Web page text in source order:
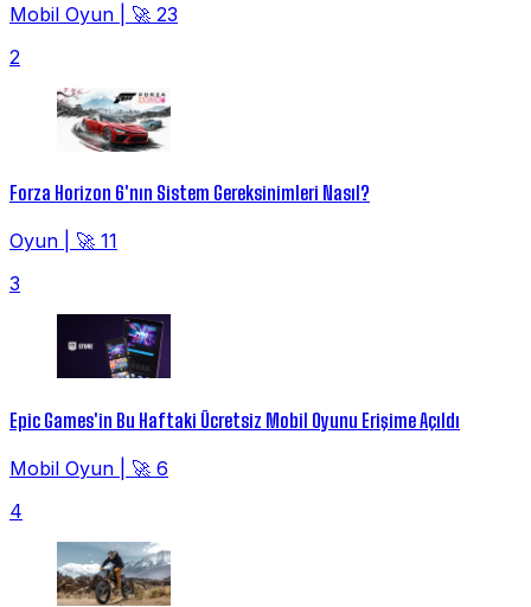
Mobil Oyun
🚀 23
2
Forza Horizon 6'nın Sistem Gereksinimleri Nasıl?
Oyun
🚀 11
3
Epic Games'in Bu Haftaki Ücretsiz Mobil Oyunu Erişime Açıldı
Mobil Oyun
🚀 6
4